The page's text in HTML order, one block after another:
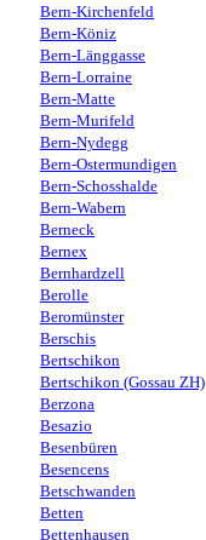
Bern-Kirchenfeld
Bern-Köniz
Bern-Länggasse
Bern-Lorraine
Bern-Matte
Bern-Murifeld
Bern-Nydegg
Bern-Ostermundigen
Bern-Schosshalde
Bern-Wabern
Berneck
Bernex
Bernhardzell
Berolle
Beromünster
Berschis
Bertschikon
Bertschikon (Gossau ZH)
Berzona
Besazio
Besenbüren
Besencens
Betschwanden
Betten
Bettenhausen